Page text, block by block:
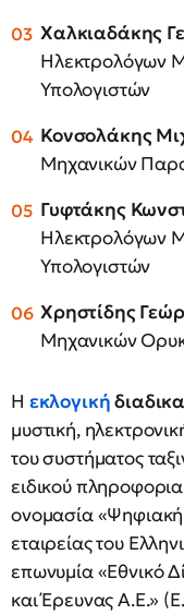
Χαλκιαδάκης
Ηλεκτρολόγων
Υπολογιστών
Κονσολάκης
Μηχανικών
Γυφτάκης
Ηλεκτρολόγων
Υπολογιστών
Χρηστίδης
Μηχανικών
Η εκλογική
μυστική,
του συστήματος
ειδικού
ονομασία
εταιρείας του
επωνυμία «Εθνικό
και Έρευνας Α.Ε.»